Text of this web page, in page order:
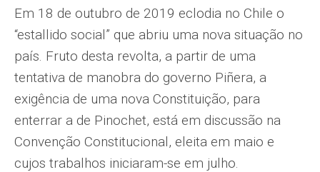
Em 18 de outubro de 2019 eclodia no Chile o
“estallido social” que abriu uma nova situação no
país. Fruto desta revolta, a partir de uma
tentativa de manobra do governo Piñera, a
exigência de uma nova Constituição, para
enterrar a de Pinochet, está em discussão na
Convenção Constitucional, eleita em maio e
cujos trabalhos iniciaram-se em julho.